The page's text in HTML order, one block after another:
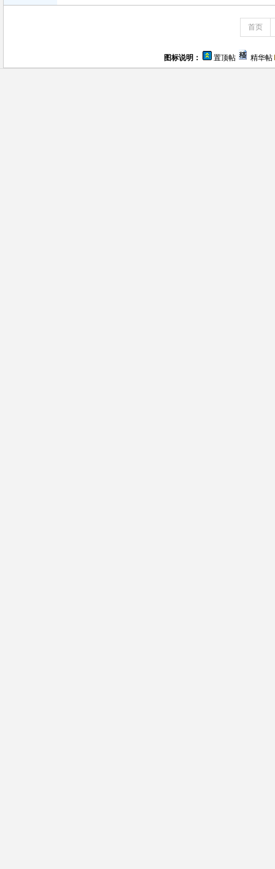
首页
图标说明： 置顶帖 精华帖